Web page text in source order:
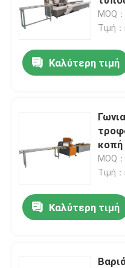
MOQ
Τιμή
Καλύτερη τιμή
κοπή
MOQ
Τιμή
Καλύτερη τιμή